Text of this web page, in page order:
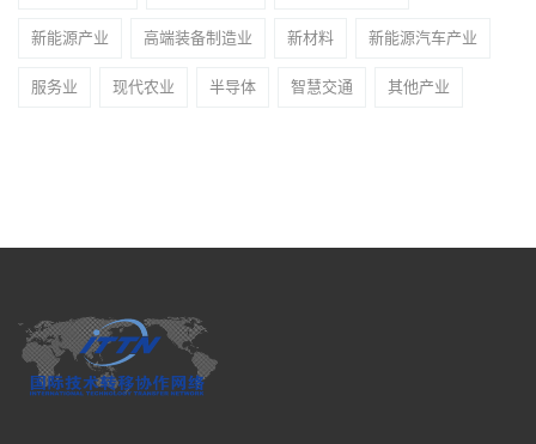
新能源产业 高端装备制造业 新材料 新能源汽车产业
服务业 现代农业 半导体 智慧交通 其他产业